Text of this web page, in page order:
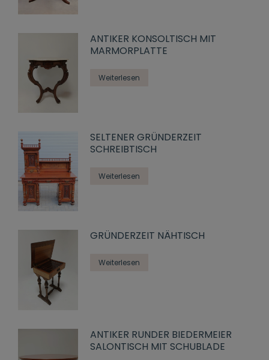
ANTIKER KONSOLTISCH MIT
MARMORPLATTE
Weiterlesen
SELTENER GRÜNDERZEIT
SCHREIBTISCH
Weiterlesen
GRÜNDERZEIT NÄHTISCH
Weiterlesen
ANTIKER RUNDER BIEDERMEIER
SALONTISCH MIT SCHUBLADE